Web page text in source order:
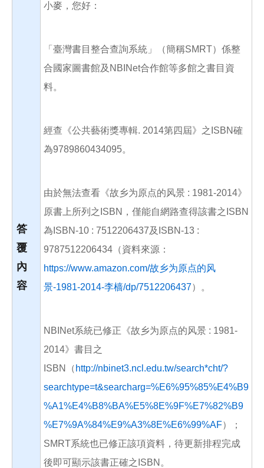
答
覆
內
容
小麥，您好：
「臺灣書目整合查詢系統」（簡稱SMRT）係整
合國家圖書館及NBINet合作館等多館之書目資
料。
經查《公共藝術獎專輯. 2014第四屆》之ISBN確
為9789860434095。
由於無法查看《故乡为原点的风景 : 1981-2014》
原書上所列之ISBN，僅能自網路查得該書之ISBN
為ISBN-10 : 7512206437及ISBN-13 :
9787512206434（資料來源：
https://www.amazon.com/故乡为原点的风
景-1981-2014-李樯/dp/7512206437）。
NBINet系統已修正《故乡为原点的风景 : 1981-
2014》書目之
ISBN（ http://nbinet3.ncl.edu.tw/search*cht/?
searchtype=t&searcharg=%E6%95%85%E4%B9
%A1%E4%B8%BA%E5%8E%9F%E7%82%B9
%E7%9A%84%E9%A3%8E%E6%99%AF）；
SMRT系統也已修正該項資料，待更新排程完成
後即可顯示該書正確之ISBN。